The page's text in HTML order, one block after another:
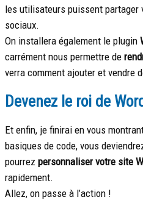
les utilisateurs puissent partager
sociaux.
On installera également le plugin
carrément nous permettre de
verra comment ajouter et vendre
Devenez le roi de
Et enfin, je finirai en vous
basiques de code, vous
pourrez personnaliser votre site
rapidement.
Allez, on passe à l’action !